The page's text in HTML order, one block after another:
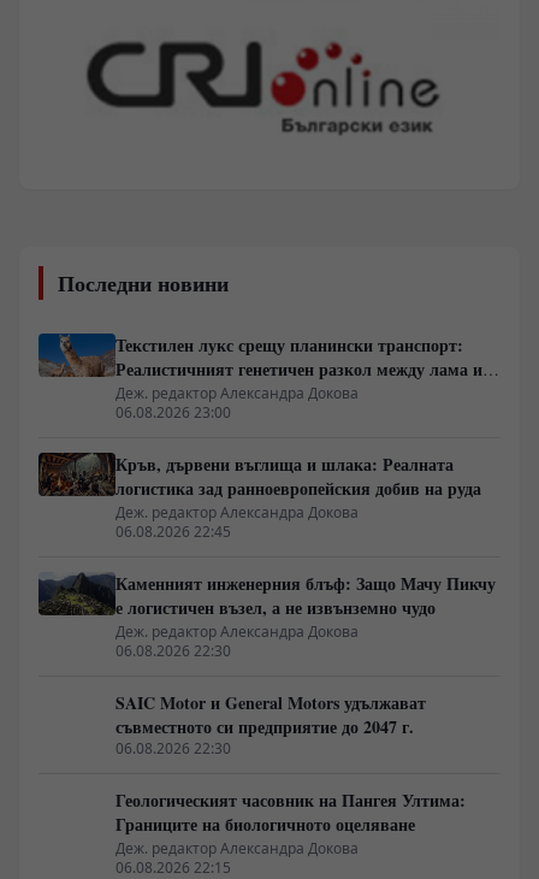
Последни новини
Текстилен лукс срещу планински транспорт:
Реалистичният генетичен разкол между лама и
алпака
Деж. редактор Александра Докова
06.08.2026 23:00
Кръв, дървени въглища и шлака: Реалната
логистика зад ранноевропейския добив на руда
Деж. редактор Александра Докова
06.08.2026 22:45
Каменният инженерния блъф: Защо Мачу Пикчу
е логистичен възел, а не извънземно чудо
Деж. редактор Александра Докова
06.08.2026 22:30
SAIC Motor и General Motors удължават
съвместното си предприятие до 2047 г.
06.08.2026 22:30
Геологическият часовник на Пангея Ултима:
Границите на биологичното оцеляване
Деж. редактор Александра Докова
06.08.2026 22:15